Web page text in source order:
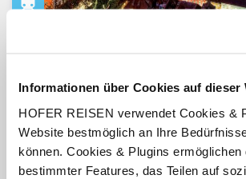
Informationen über Cookies auf dieser
HOFER REISEN verwendet Cookies &
Website bestmöglich an Ihre
können. Cookies & Plugins ermöglichen
bestimmter Features, das Teilen auf
Austria Trend Hotel Europa Graz
Frühstück
1 Nacht, 2 oder 3 Nächte
inkl. Bahnfahrt mit den ÖBB wahlweise in